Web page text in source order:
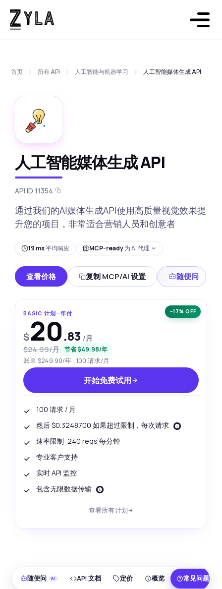
首页 所有 API 人工智能与机器学习 人工智能媒体生成 API
人工智能媒体生成 API
API ID 11354
通过我们的AI媒体生成API使用高质量视觉效果提
升您的项目，非常适合营销人员和创意者
19 ms平均响应 MCP-ready为 AI 代理
查看价格 复制 MCP/AI 设置 随便问
−17% OFF
BASIC 计划 · 年付
$20.83 /月
$24.99/月 节省 $49.98/年
账单 $249.90/年 · 100 请求/月
开始免费试用
100 请求 / 月
然后 $0.3248700 如果超过限制，每次请求
速率限制: 240 reqs 每分钟
专业客户支持
实时 API 监控
包含无限数据传输
查看所有计划
随便问 API 文档 定价 概览 常见问题